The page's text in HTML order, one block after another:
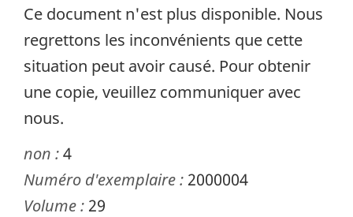
Ce document n'est plus disponible. Nous
regrettons les inconvénients que cette
situation peut avoir causé. Pour obtenir
une copie, veuillez communiquer avec
nous.
non :4
Numéro d'exemplaire : 2000004
Volume : 29